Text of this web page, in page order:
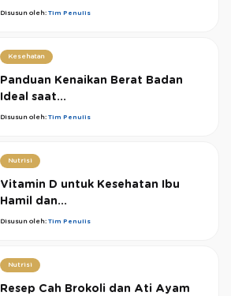
Disusun oleh: Tim Penulis
Kesehatan
Panduan Kenaikan Berat Badan
Ideal saat...
Disusun oleh: Tim Penulis
Nutrisi
Vitamin D untuk Kesehatan Ibu
Hamil dan...
Disusun oleh: Tim Penulis
Nutrisi
Resep Cah Brokoli dan Ati Ayam